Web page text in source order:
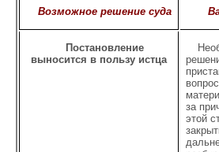
Возможное решение суда
Постановление
выносится в пользу истца
за
этой